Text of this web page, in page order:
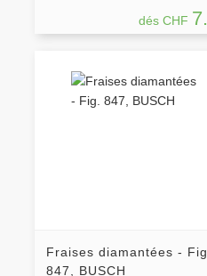
dés CHF
Fraises diamantées -
847, BUSCH